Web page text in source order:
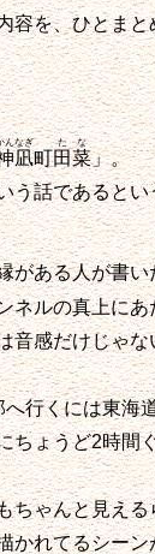
容を、ひとま
凪
んなぎ
町田菜
たな
」。
う話であると
がある人が書い
ネルの真上に
音感だけじゃ
行くには東
ちょうど2時
ちゃんと見え
かれてるシー